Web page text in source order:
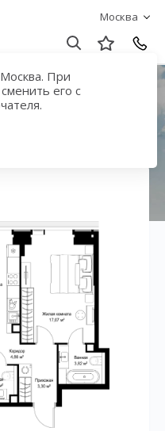
Москва
При
его с
комплекса